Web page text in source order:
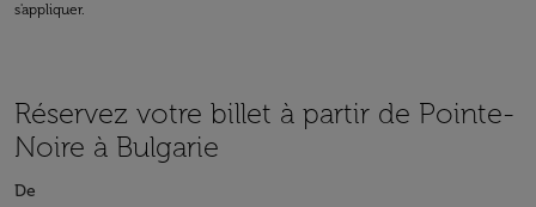
s'appliquer.
Réservez votre billet à partir de Pointe-
Noire à Bulgarie
De